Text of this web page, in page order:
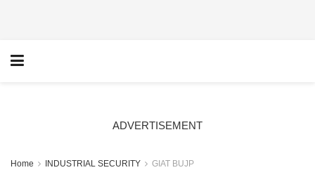
ADVERTISEMENT
Home INDUSTRIAL SECURITY GIAT BUJP